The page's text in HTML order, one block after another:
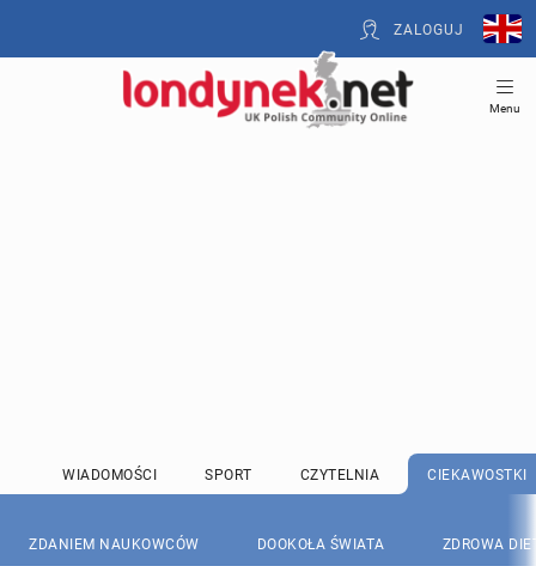
ZALOGUJ
Menu
WIADOMOŚCI SPORT CZYTELNIA CIEKAWOSTKI
ZDANIEM NAUKOWCÓW DOOKOŁA ŚWIATA ZDROWA